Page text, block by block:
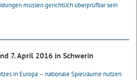
müssen gerichtlich überprüfbar sein
7. April 2016 in Schwerin
in Europa – nationale Spielräume nutzen